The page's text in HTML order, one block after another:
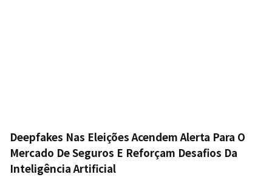
Deepfakes Nas Eleições Acendem Alerta Para O
Mercado De Seguros E Reforçam Desafios Da
Inteligência Artificial